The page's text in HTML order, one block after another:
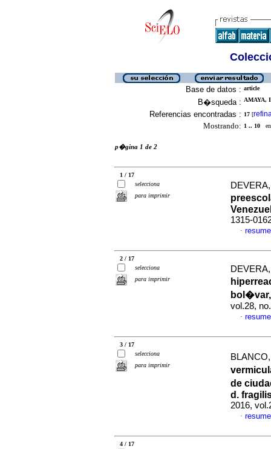
Base de datos : article
B�squeda : AMAYA,
Referencias encontradas : 17 [
Mostrando: 1 .. 10 en
p�gina 1 de 2
1 / 17
selecciona
para imprimir
1315-
·
2 / 17
selecciona
para imprimir
vol.28,
·
3 / 17
selecciona
para imprimir
de
d.
2016,
·
4 / 17